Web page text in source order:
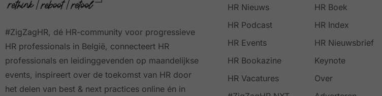
#ZigZagHR, dé HR-community voor progressieve
HR professionals in België, connecteert HR
professionals en leidinggevenden op maandelijkse
events, inspireert over de toekomst van HR door
het delen van best & next practices online én in
HR Nieuws
HR Podcast
HR Events
HR Bookazine
HR Vacatures
HR Boek
HR Index
HR Nieuwsbrief
Keynote
Over